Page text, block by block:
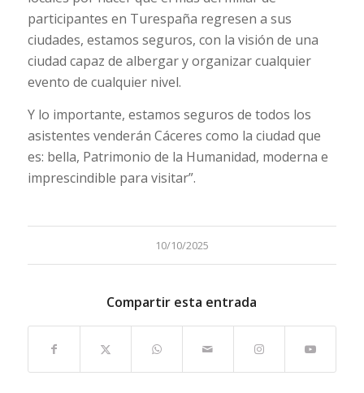
participantes en Turespaña regresen a sus
ciudades, estamos seguros, con la visión de una
ciudad capaz de albergar y organizar cualquier
evento de cualquier nivel.
Y lo importante, estamos seguros de todos los
asistentes venderán Cáceres como la ciudad que
es: bella, Patrimonio de la Humanidad, moderna e
imprescindible para visitar”.
10/10/2025
Compartir esta entrada